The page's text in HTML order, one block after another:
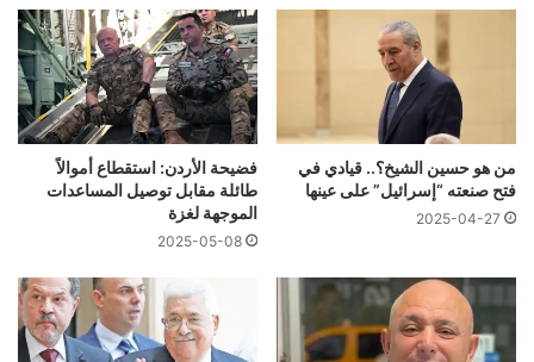
من هو حسين الشيخ؟.. قيادي في
فتح صنعته “إسرائيل” على عينها
2025-04-27
فضيحة الأردن: استقطاع أموالاً
طائلة مقابل توصيل المساعدات
الموجهة لغزة
2025-05-08